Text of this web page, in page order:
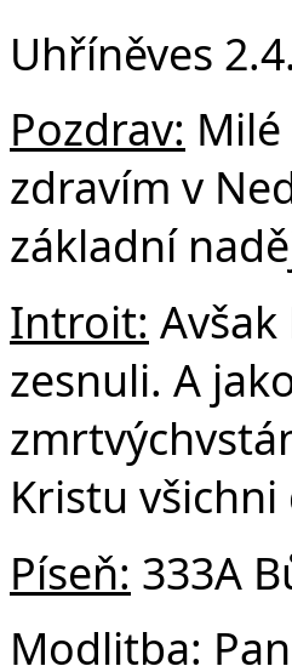
Uhříněves
Pozdrav:
zdravím v
základní
Introit:
zesnuli. A
Kristu
Píseň: 333A
Modlitba: